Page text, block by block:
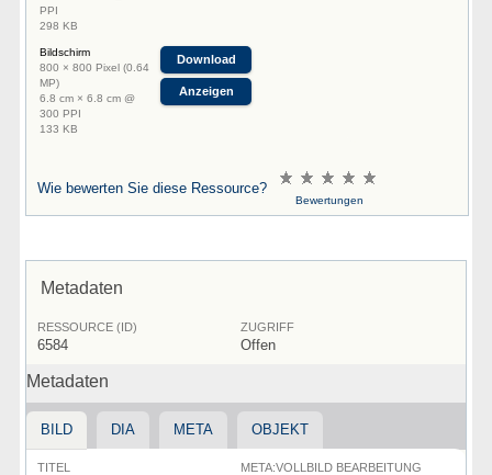
PPI
298 KB
Bildschirm
800 × 800 Pixel (0.64
MP)
6.8 cm × 6.8 cm @
300 PPI
133 KB
Download
Anzeigen
Wie bewerten Sie diese Ressource?
Bewertungen
Metadaten
RESSOURCE (ID)
6584
ZUGRIFF
Offen
Metadaten
BILD DIA META OBJEKT
TITEL META:VOLLBILD BEARBEITUNG